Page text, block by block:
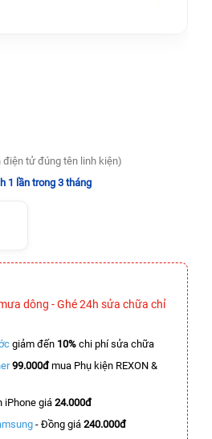
điện tử đúng tên linh kiện)
1 lần trong 3 tháng
dông - Ghé 24h sửa chữa chỉ
giảm đến 10% chi phí sửa chữa
99.000đmua Phụ kiện REXON &
iPhone giá 24.000đ
- Đồng giá 240.000đ